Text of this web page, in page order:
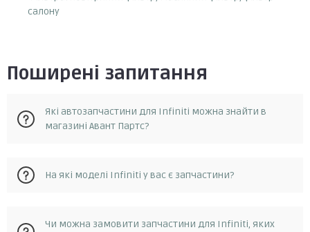
салону
Поширені запитання
Які автозапчастини для Infiniti можна знайти в
магазині Авант Партс?
асортимент автозапчастин для автомобілів Infiniti.
На які моделі Infiniti у вас є запчастини?
для Infiniti, для таких моделей ex, fx, g, i, j, jx, m, q, qx, і
Чи можна замовити запчастини для Infiniti, яких